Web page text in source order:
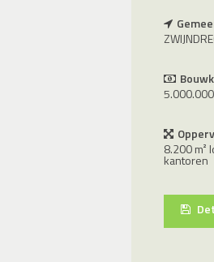
8.200 m²
kantoren